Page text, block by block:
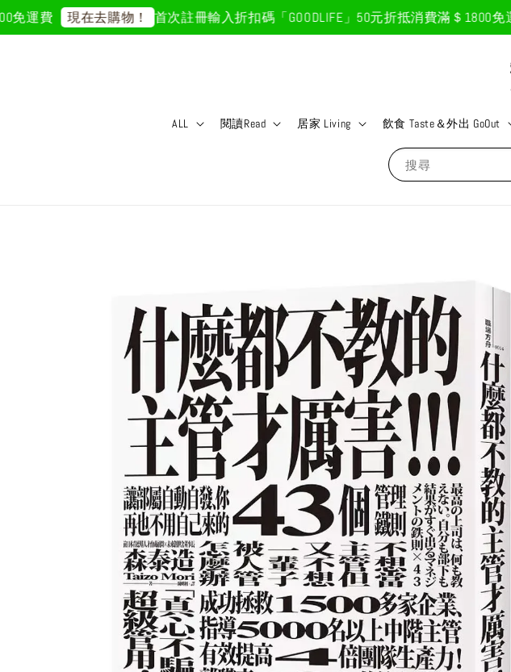
運費 現在去購物！ 首次註冊輸入折扣碼「GOODLIFE」50元折抵消費滿＄1800免運費
搜尋
ALL 閱讀Read 居家 Living 飲食 Taste＆外出 GoOut